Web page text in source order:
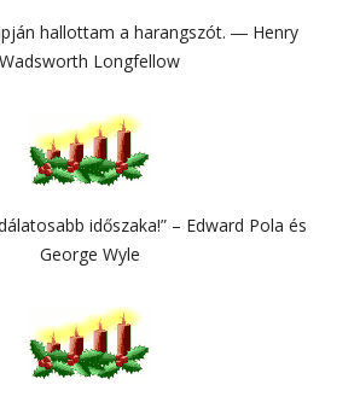
hallottam a harangszót. ― Henry
Wadsworth Longfellow
időszaka!” – Edward Pola és
George Wyle